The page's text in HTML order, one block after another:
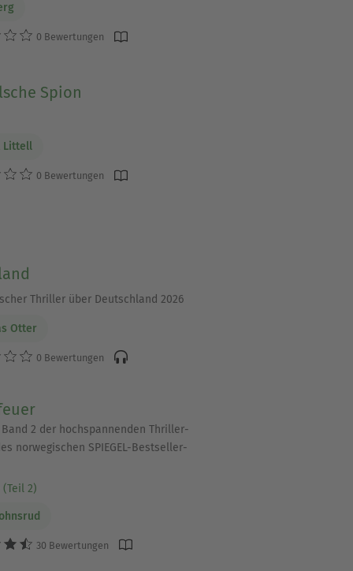
treibt über
den Konsequenzen
was Dich
Preis unter Verschluss
Wahrheit an die
0 Bewertungen
Spion
Littell
0 Bewertungen
Thriller über Deutschland 2026
Otter
0 Bewertungen
2 der hochspannenden Thriller-
norwegischen SPIEGEL-Bestseller-
2)
30 Bewertungen